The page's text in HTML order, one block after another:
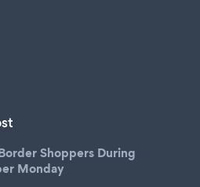
Shoppers During
Monday